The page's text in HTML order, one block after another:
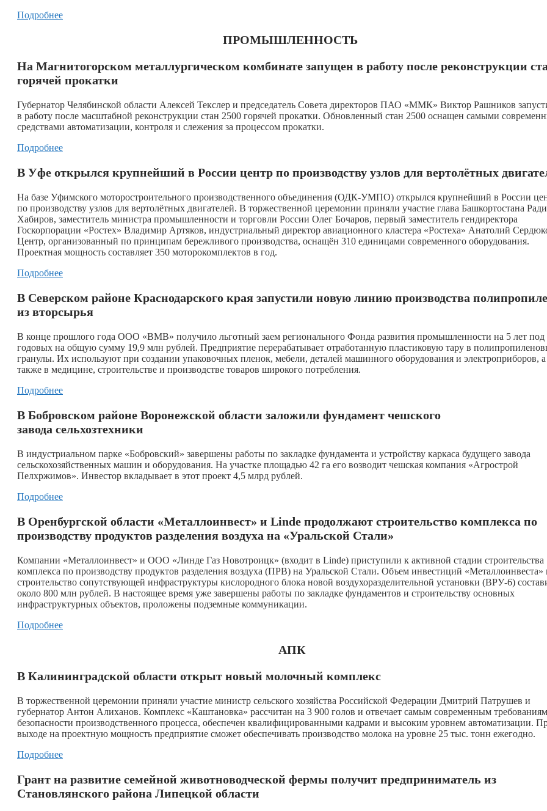
Подробнее
ПРОМЫШЛЕННОСТЬ
На Магнитогорском металлургическом комбинате запущен в работу после реконструкции
горячей прокатки
Губернатор Челябинской области Алексей Текслер и председатель Совета директоров ПАО «ММК» Виктор Рашников
в работу после масштабной реконструкции стан 2500 горячей прокатки. Обновленный стан 2500 оснащен самыми
средствами автоматизации, контроля и слежения за процессом прокатки.
Подробнее
В Уфе открылся крупнейший в России центр по производству узлов для вертолётных
На базе Уфимского моторостроительного производственного объединения (ОДК-УМПО) открылся крупнейший в России
по производству узлов для вертолётных двигателей. В торжественной церемонии приняли участие глава Башкортостана
Хабиров, заместитель министра промышленности и торговли России Олег Бочаров, первый заместитель гендиректора
Госкорпорации «Ростех» Владимир Артяков, индустриальный директор авиационного кластера «Ростеха» Анатолий
Центр, организованный по принципам бережливого производства, оснащён 310 единицами современного оборудования.
Проектная мощность составляет 350 моторокомплектов в год.
Подробнее
В Северском районе Краснодарского края запустили новую линию производства
из вторсырья
В конце прошлого года ООО «ВМВ» получило льготный заем регионального Фонда развития промышленности на 5 лет под
годовых на общую сумму 19,9 млн рублей. Предприятие перерабатывает отработанную пластиковую тару в
гранулы. Их используют при создании упаковочных пленок, мебели, деталей машинного оборудования и электроприборов, а
также в медицине, строительстве и производстве товаров широкого потребления.
Подробнее
В Бобровском районе Воронежской области заложили фундамент чешского
завода сельхозтехники
В индустриальном парке «Бобровский» завершены работы по закладке фундамента и устройству каркаса будущего завода
сельскохозяйственных машин и оборудования. На участке площадью 42 га его возводит чешская компания «Агрострой
Пелхржимов». Инвестор вкладывает в этот проект 4,5 млрд рублей.
Подробнее
В Оренбургской области «Металлоинвест» и Linde продолжают строительство комплекса по
производству продуктов разделения воздуха на «Уральской Стали»
Компании «Металлоинвест» и ООО «Линде Газ Новотроицк» (входит в Linde) приступили к активной стадии строительства
комплекса по производству продуктов разделения воздуха (ПРВ) на Уральской Стали. Объем инвестиций «Металлоинвеста»
строительство сопутствующей инфраструктуры кислородного блока новой воздухоразделительной установки (ВРУ-6)
около 800 млн рублей. В настоящее время уже завершены работы по закладке фундаментов и строительству основных
инфраструктурных объектов, проложены подземные коммуникации.
Подробнее
АПК
В Калининградской области открыт новый молочный комплекс
В торжественной церемонии приняли участие министр сельского хозяйства Российской Федерации Дмитрий Патрушев и
губернатор Антон Алиханов. Комплекс «Каштановка» рассчитан на 3 900 голов и отвечает самым современным
безопасности производственного процесса, обеспечен квалифицированными кадрами и высоким уровнем автоматизации.
выходе на проектную мощность предприятие сможет обеспечивать производство молока на уровне 25 тыс. тонн ежегодно.
Подробнее
Грант на развитие семейной животноводческой фермы получит предприниматель из
Становлянского района Липецкой области